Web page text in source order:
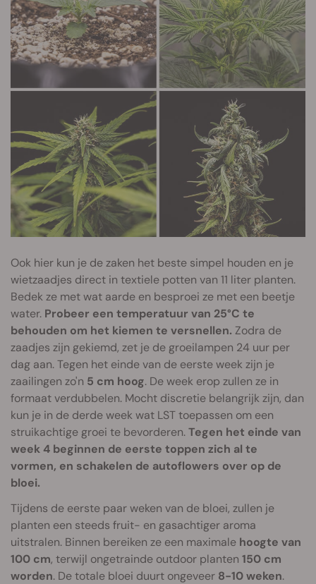
Ook hier kun je de zaken het beste simpel houden en je
wietzaadjes direct in textiele potten van 11 liter planten.
Bedek ze met wat aarde en besproei ze met een beetje
water. Probeer een temperatuur van 25°C te
behouden om het kiemen te versnellen. Zodra de
zaadjes zijn gekiemd, zet je de groeilampen 24 uur per
dag aan. Tegen het einde van de eerste week zijn je
zaailingen zo'n 5 cm hoog. De week erop zullen ze in
formaat verdubbelen. Mocht discretie belangrijk zijn, dan
kun je in de derde week wat LST toepassen om een
struikachtige groei te bevorderen.Tegen het einde van
week 4 beginnen de eerste toppen zich al te
vormen, en schakelen de autoflowers over op de
bloei.
Tijdens de eerste paar weken van de bloei, zullen je
planten een steeds fruit- en gasachtiger aroma
uitstralen. Binnen bereiken ze een maximale hoogte van
100 cm, terwijl ongetrainde outdoor planten 150 cm
worden. De totale bloei duurt ongeveer 8-10 weken.